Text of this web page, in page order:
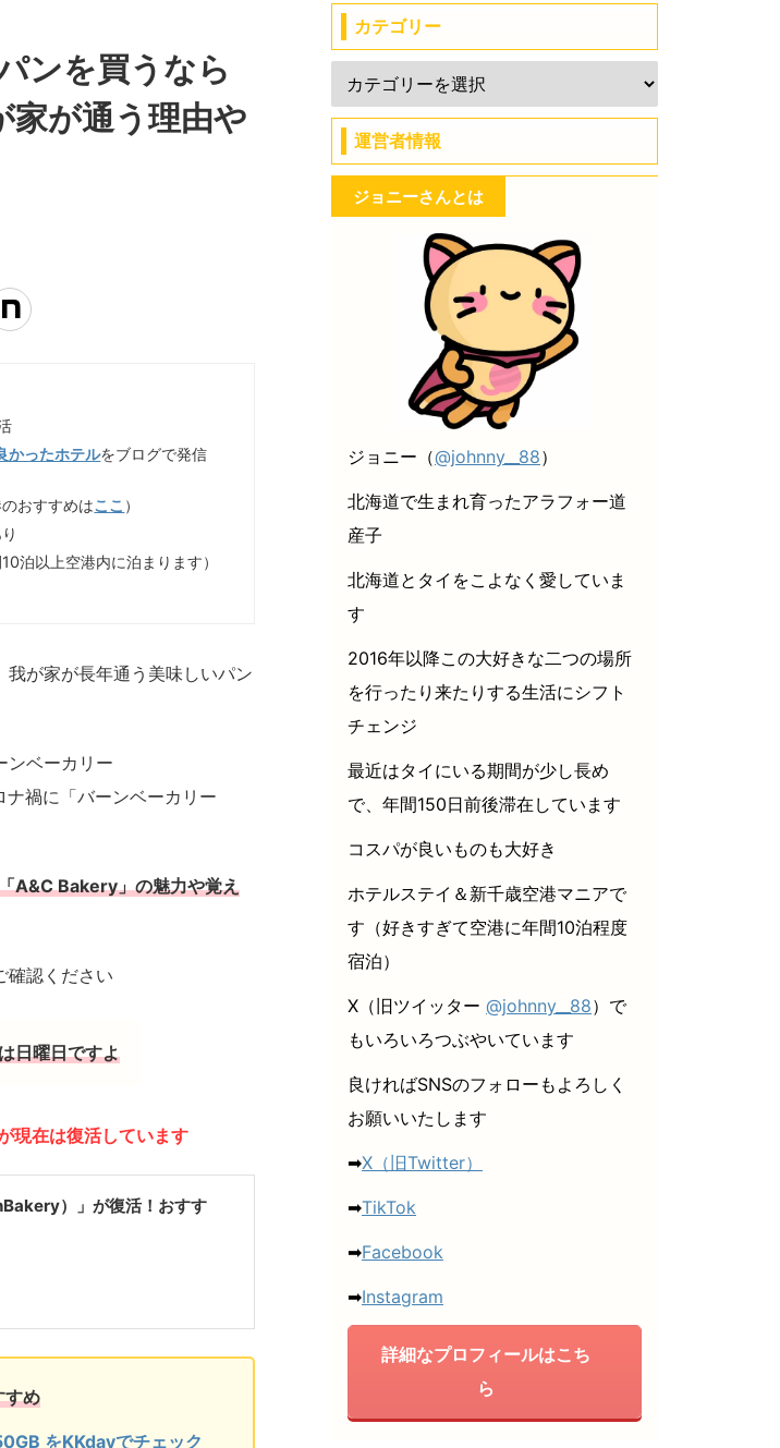
ンを買うなら
家が通う理由や
かったホテルをブログで発信
おすすめはここ ）
泊以上空港内に泊まります）
我が家が長年通う美味しいパン
ンベーカリー
ナ禍に「バーンベーカリー
A&C Bakery」の魅力や覚え
確認ください
日曜日ですよ
現在は復活しています
）」が復活！おすす
すめ
をKKdayでチェック
カテゴリー
運営者情報
ジョニーさんとは
ジョニー（@johnny__88）
北海道で生まれ育ったアラフォー道
産子
北海道とタイをこよなく愛していま
す
2016年以降この大好きな二つの場所
を行ったり来たりする生活にシフト
チェンジ
最近はタイにいる期間が少し長め
で、年間150日前後滞在しています
コスパが良いものも大好き
ホテルステイ＆新千歳空港マニアで
す（好きすぎて空港に年間10泊程度
宿泊）
X（旧ツイッター @johnny__88）で
もいろいろつぶやいています
良ければSNSのフォローもよろしく
お願いいたします
➡X（旧Twitter）
➡TikTok
➡Facebook
➡Instagram
詳細なプロフィールはこち
ら